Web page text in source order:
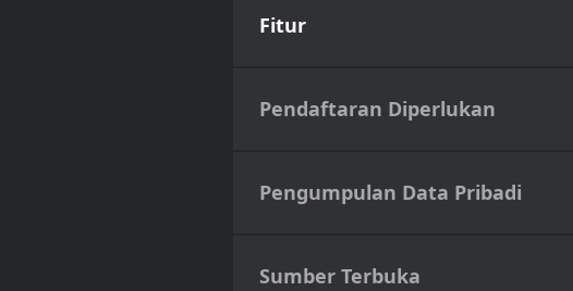
Fitur
Pendaftaran Diperlukan
Pengumpulan Data Pribadi
Sumber Terbuka